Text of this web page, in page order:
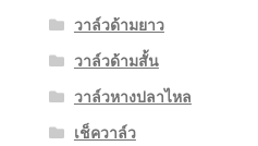
วาล์วด้ามยาว
วาล์วด้ามสั้น
วาล์วหางปลาไหล
เช็ควาล์ว